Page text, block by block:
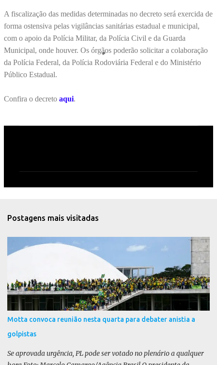
A fiscalização das medidas determinadas no decreto será exercida de
forma ostensiva pelas vigilâncias sanitárias estadual e municipal,
com o apoio da Polícia Militar, da Polícia Civil e da Guarda
Municipal, onde houver. Os órgãos poderão solicitar a colaboração
da Polícia Federal, da Polícia Rodoviária Federal e do Ministério
Público Estadual.
Confira o decreto aqui.
á
r
i
Postagens mais visitadas
Motta convoca reunião nesta quarta para debater anistia a
golpistas
Se aprovada urgência, PL pode ser votado no plenário a qualquer